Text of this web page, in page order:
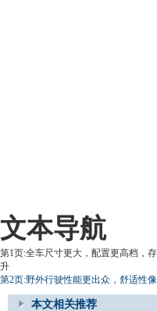
文本导航
第1页:全车尺寸更大，配置更高档，
升
第2页:野外行驶性能更出众，舒适性
本文相关推荐